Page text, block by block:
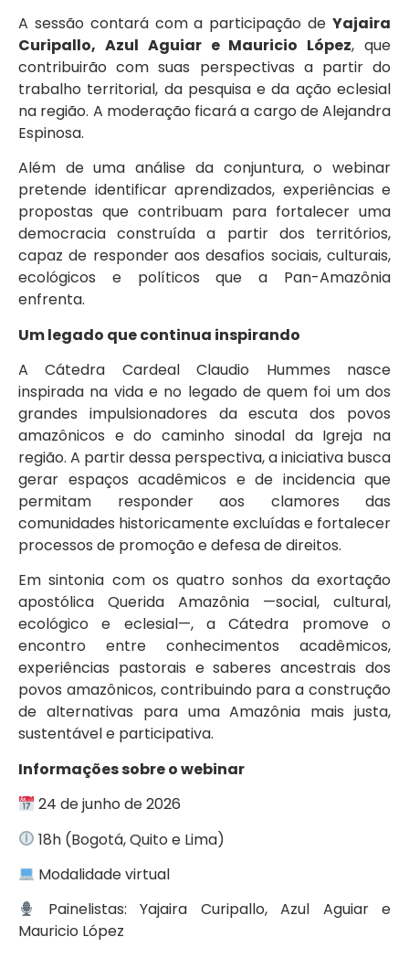
A sessão contará com a participação de Yajaira
Curipallo, Azul Aguiar e Mauricio López, que
contribuirão com suas perspectivas a partir do
trabalho territorial, da pesquisa e da ação eclesial
na região. A moderação ficará a cargo de Alejandra
Espinosa.
Além de uma análise da conjuntura, o webinar
pretende identificar aprendizados, experiências e
propostas que contribuam para fortalecer uma
democracia construída a partir dos territórios,
capaz de responder aos desafios sociais, culturais,
ecológicos e políticos que a Pan-Amazônia
enfrenta.
Um legado que continua inspirando
A Cátedra Cardeal Claudio Hummes nasce
inspirada na vida e no legado de quem foi um dos
grandes impulsionadores da escuta dos povos
amazônicos e do caminho sinodal da Igreja na
região. A partir dessa perspectiva, a iniciativa busca
gerar espaços acadêmicos e de incidencia que
permitam responder aos clamores das
comunidades historicamente excluídas e fortalecer
processos de promoção e defesa de direitos.
Em sintonia com os quatro sonhos da exortação
apostólica Querida Amazônia —social, cultural,
ecológico e eclesial—, a Cátedra promove o
encontro entre conhecimentos acadêmicos,
experiências pastorais e saberes ancestrais dos
povos amazônicos, contribuindo para a construção
de alternativas para uma Amazônia mais justa,
sustentável e participativa.
Informações sobre o webinar
24 de junho de 2026
18h (Bogotá, Quito e Lima)
Modalidade virtual
Painelistas: Yajaira Curipallo, Azul Aguiar e
Mauricio López